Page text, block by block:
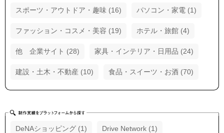
スポーツ・アウトドア・趣味 (16) パソコン・家電 (1)
ファッション・コスメ・美容 (19) ホテル・旅館 (4)
他 企業サイト (28) 家具・インテリア・日用品 (24)
建設・土木・不動産 (10) 食品・スイーツ・お酒 (70)
DeNAショッピング (1) Drive Network (1)